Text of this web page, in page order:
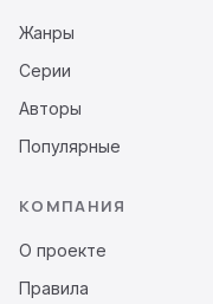
Жанры
Серии
Авторы
Популярные
КОМПАНИЯ
О проекте
Правила